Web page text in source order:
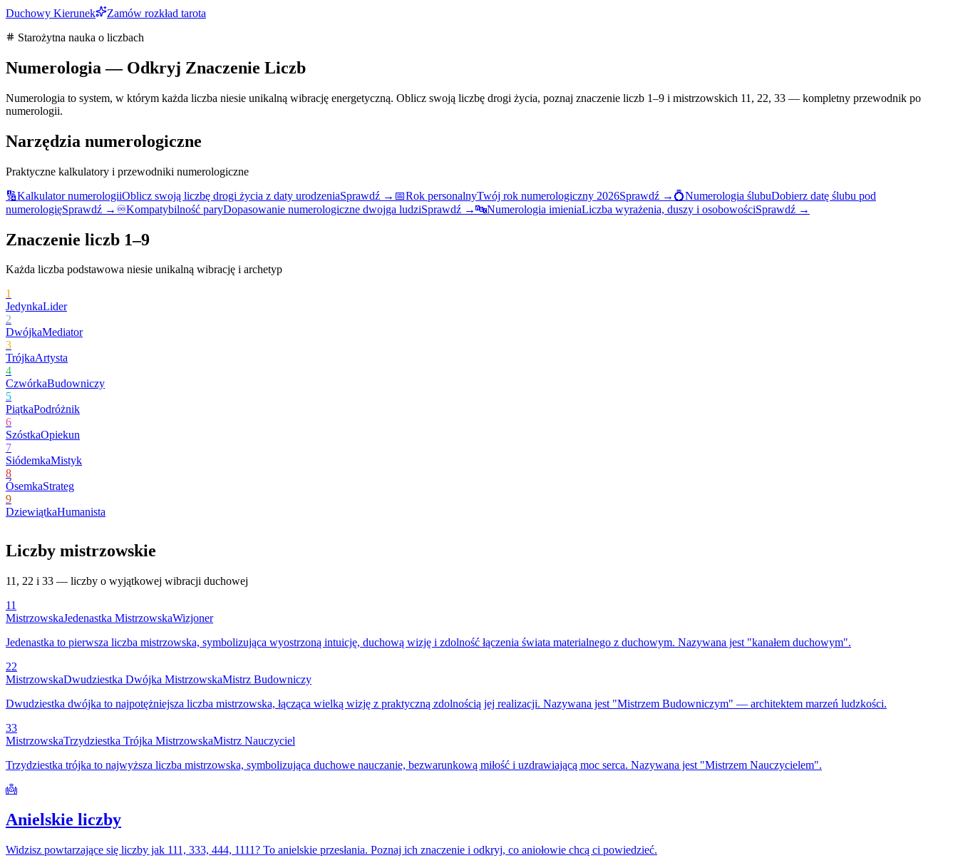
Duchowy Kierunek
Zamów rozkład tarota
Starożytna nauka o liczbach
Numerologia — Odkryj Znaczenie Liczb
Numerologia to system, w którym każda liczba niesie unikalną wibrację energetyczną. Oblicz swoją liczbę drogi życia, poznaj znaczenie liczb 1–9 i mistrzowskich 11, 22, 33 — kompletny przewodnik po
numerologii.
Narzędzia numerologiczne
Praktyczne kalkulatory i przewodniki numerologiczne
🔢Kalkulator numerologiiOblicz swoją liczbę drogi życia z daty urodzeniaSprawdź → 📅Rok personalnyTwój rok numerologiczny 2026Sprawdź → 💍Numerologia ślubuDobierz datę ślubu pod
numerologięSprawdź → ♾️Kompatybilność paryDopasowanie numerologiczne dwojga ludziSprawdź →🔤Numerologia imieniaLiczba wyrażenia, duszy i osobowościSprawdź →
Znaczenie liczb 1–9
Każda liczba podstawowa niesie unikalną wibrację i archetyp
1
JedynkaLider
2
DwójkaMediator
3
TrójkaArtysta
4
CzwórkaBudowniczy
5
PiątkaPodróżnik
6
SzóstkaOpiekun
7
SiódemkaMistyk
8
ÓsemkaStrateg
9
DziewiątkaHumanista
Liczby mistrzowskie
11, 22 i 33 — liczby o wyjątkowej wibracji duchowej
11
MistrzowskaJedenastka MistrzowskaWizjoner
Jedenastka to pierwsza liczba mistrzowska, symbolizująca wyostrzoną intuicję, duchową wizję i zdolność łączenia świata materialnego z duchowym. Nazywana jest "kanałem duchowym".
22
MistrzowskaDwudziestka Dwójka MistrzowskaMistrz Budowniczy
Dwudziestka dwójka to najpotężniejsza liczba mistrzowska, łącząca wielką wizję z praktyczną zdolnością jej realizacji. Nazywana jest "Mistrzem Budowniczym" — architektem marzeń ludzkości.
33
MistrzowskaTrzydziestka Trójka MistrzowskaMistrz Nauczyciel
Trzydziestka trójka to najwyższa liczba mistrzowska, symbolizująca duchowe nauczanie, bezwarunkową miłość i uzdrawiającą moc serca. Nazywana jest "Mistrzem Nauczycielem".
👼
Anielskie liczby
Widzisz powtarzające się liczby jak 111, 333, 444, 1111? To anielskie przesłania. Poznaj ich znaczenie i odkryj, co aniołowie chcą ci powiedzieć.